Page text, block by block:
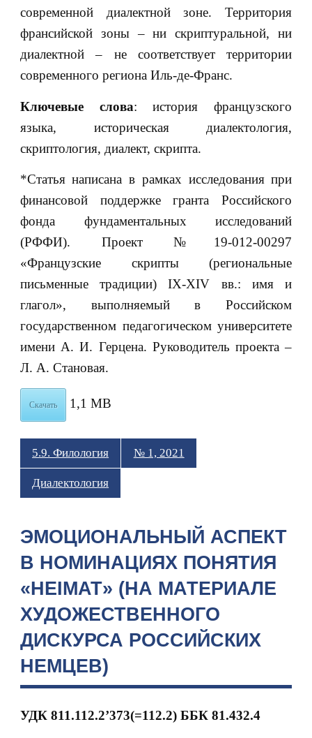
современной диалектной зоне. Территория
франсийской зоны – ни скриптуральной, ни
диалектной – не соответствует территории
современного региона Иль-де-Франс.
Ключевые слова: история французского
языка, историческая диалектология,
скриптология, диалект, скрипта.
*Статья написана в рамках исследования при
финансовой поддержке гранта Российского
фонда фундаментальных исследований
(РФФИ). Проект №19-012-00297
«Французские скрипты (региональные
письменные традиции) IX-XIV вв.: имя и
глагол», выполняемый в Российском
государственном педагогическом университете
имени А. И. Герцена. Руководитель проекта –
Л. А. Становая.
Скачать 1,1 MB
5.9. Филология № 1, 2021
Диалектология
ЭМОЦИОНАЛЬНЫЙ АСПЕКТ
В НОМИНАЦИЯХ ПОНЯТИЯ
«HEIMAT» (НА МАТЕРИАЛЕ
ХУДОЖЕСТВЕННОГО
ДИСКУРСА РОССИЙСКИХ
НЕМЦЕВ)
УДК 811.112.2’373(=112.2) ББК 81.432.4